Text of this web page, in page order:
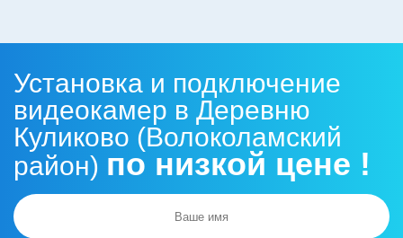
Установка и подключение
видеокамер в Деревню
Куликово (Волоколамский
район) по низкой цене !